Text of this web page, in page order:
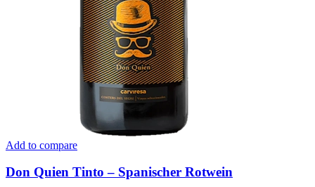
Add to compare
Don Quien Tinto – Spanischer Rotwein